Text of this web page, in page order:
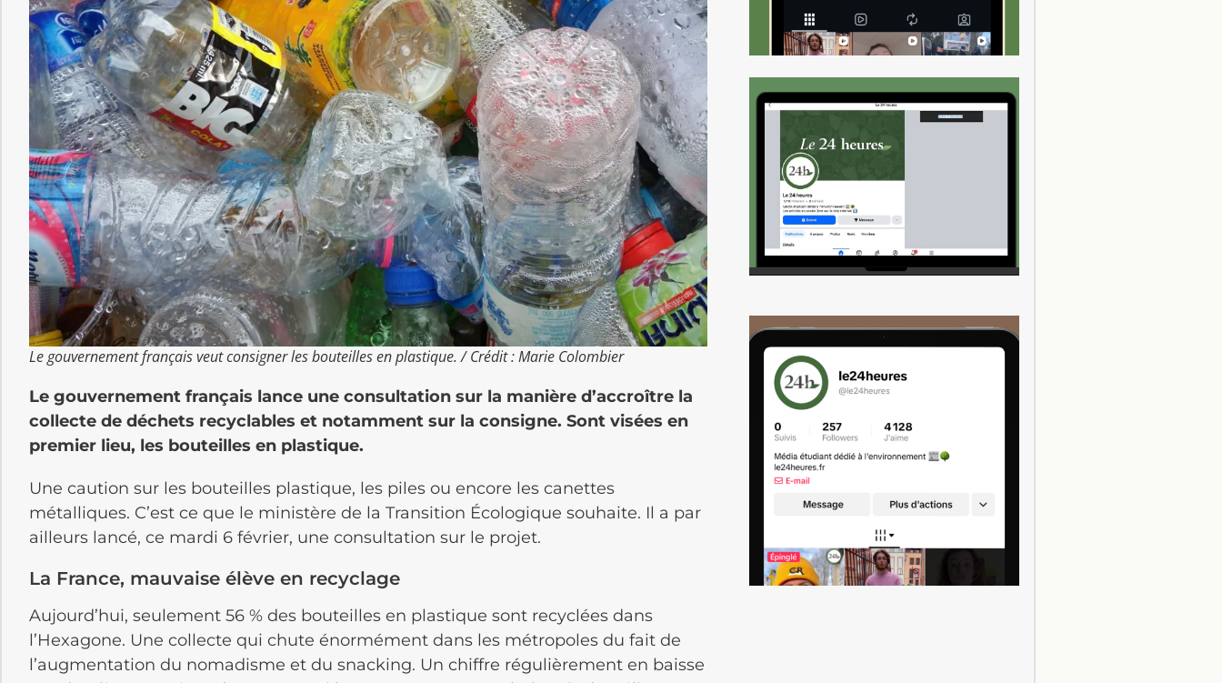
Le gouvernement français veut consigner les bouteilles en plastique. / Crédit : Marie Colombier
Le gouvernement français lance une consultation sur la manière d’accroître la
collecte de déchets recyclables et notamment sur la consigne. Sont visées en
premier lieu, les bouteilles en plastique.
Une caution sur les bouteilles plastique, les piles ou encore les canettes
métalliques. C’est ce que le ministère de la Transition Écologique souhaite. Il a par
ailleurs lancé, ce mardi 6 février, une consultation sur le projet.
La France, mauvaise élève en recyclage
Aujourd’hui, seulement 56 % des bouteilles en plastique sont recyclées dans
l’Hexagone. Une collecte qui chute énormément dans les métropoles du fait de
l’augmentation du nomadisme et du snacking. Un chiffre régulièrement en baisse